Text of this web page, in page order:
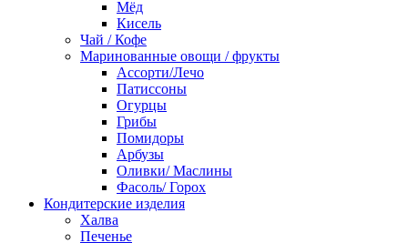
Мёд
Кисель
Чай / Кофе
Маринованные овощи / фрукты
Ассорти/Лечо
Патиссоны
Огурцы
Грибы
Помидоры
Арбузы
Оливки/ Маслины
Фасоль/ Горох
Кондитерские изделия
Халва
Печенье